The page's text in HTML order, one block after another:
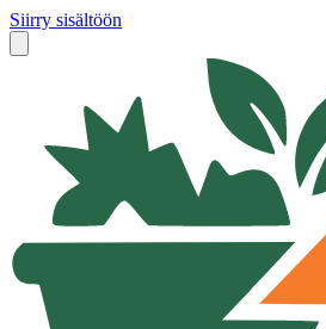
Siirry sisältöön